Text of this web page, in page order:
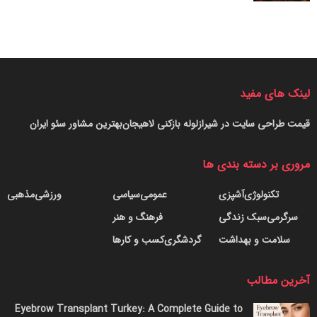
لینک های مفید
بهترین مشاور سئو ایرانلوله بازکنی لاهیجانقیمت طراحی سایت در شیراز
مروری بر دسته بندی ها
آشپزیتکنولوژی
سبک زندگیسرگرمی
سلامت و بهداشت
سیاسیعمومی
فرهنگ و هنر
کسب و کارهاگردشگری
مذهبیورزشی
آخرین مطالب
Eyebrow Transplant Turkey: A Complete Guide to